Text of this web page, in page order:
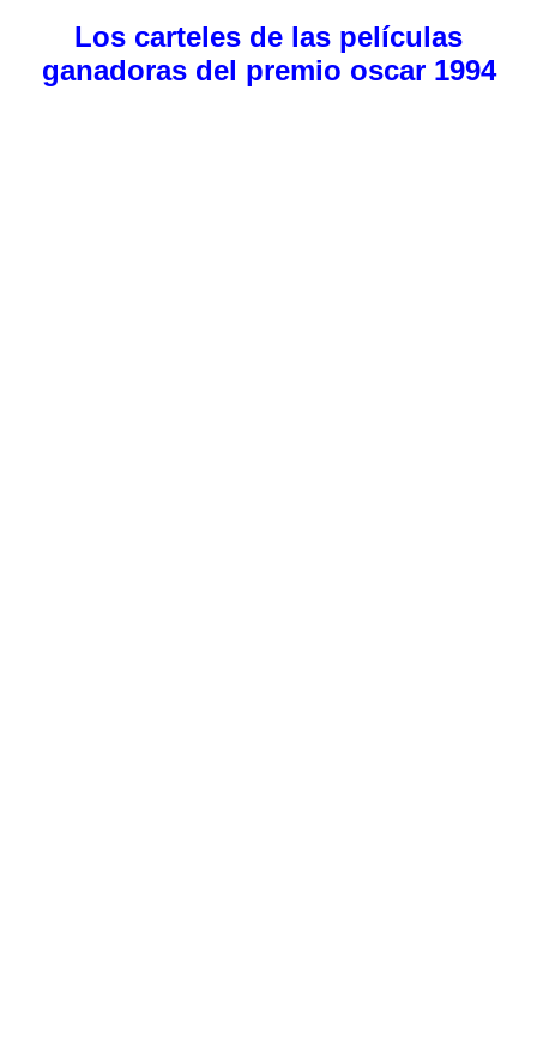
Los carteles de las películas
ganadoras del premio oscar 1994